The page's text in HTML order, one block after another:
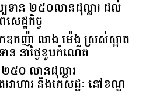
ទាន ២៥០លានដុល្លារ ដល់
សេដ្ឋកិច្ច
ឧកញ៉ា លាង ម៉េង ស្រស់ស្អាត
ាន នាថ្ងៃខួបកំណើត
៥០ លានដុល្លារ
ហារ និងភេសជ្ជៈ នៅខណ្ឌ